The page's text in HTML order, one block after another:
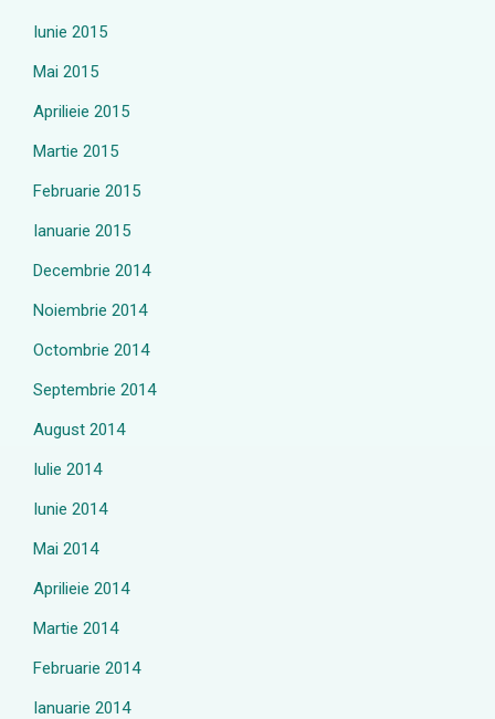
Iunie 2015
Mai 2015
Aprilieie 2015
Martie 2015
Februarie 2015
Ianuarie 2015
Decembrie 2014
Noiembrie 2014
Octombrie 2014
Septembrie 2014
August 2014
Iulie 2014
Iunie 2014
Mai 2014
Aprilieie 2014
Martie 2014
Februarie 2014
Ianuarie 2014